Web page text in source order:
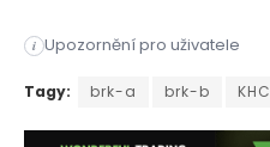
i Upozornění pro uživatele
Společnost Kraft Heinz
Tagy: brk-a brk-b KHC